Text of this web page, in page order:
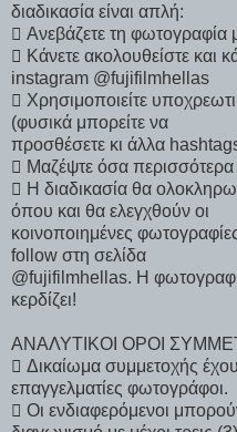
διαδικασία είναι απλή:
 Ανεβάζετε τη φωτογραφία
 Κάνετε ακολουθείστε και
instagram @fujifilmhellas
 Χρησιμοποιείτε
(φυσικά μπορείτε να
προσθέσετε κι άλλα
 Μαζέψτε όσα περισσότερα
 Η διαδικασία θα
όπου και θα ελεγχθούν οι
κοινοποιημένες
follow στη σελίδα
@fujifilmhellas. Η
κερδίζει!
ΑΝΑΛΥΤΙΚΟΙ ΟΡΟΙ
 Δικαίωμα συμμετοχής
επαγγελματίες φωτογράφοι.
 Οι ενδιαφερόμενοι